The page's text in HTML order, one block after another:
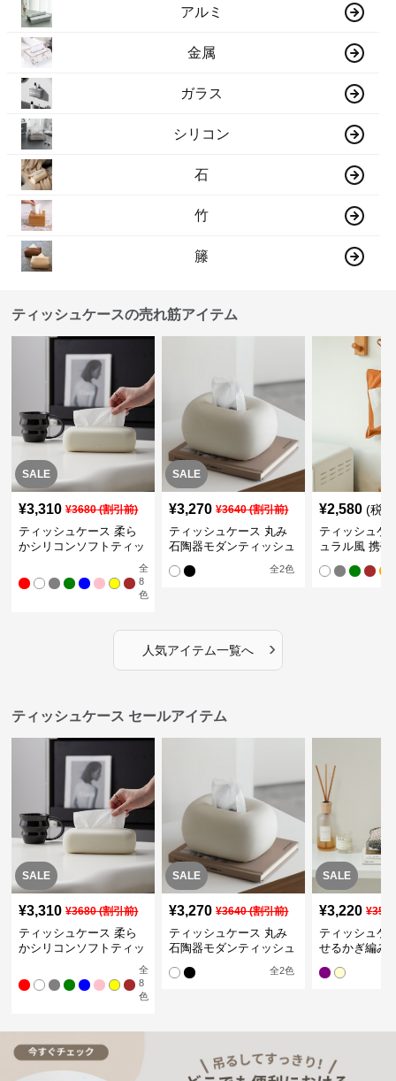
アルミ
金属
ガラス
シリコン
石
竹
籐
ティッシュケースの売れ筋アイテム
SALE
¥3,310 ¥3680(割引前)
ティッシュケース 柔ら
かシリコンソフトティッ
全
8
色
SALE
¥3,270 ¥3640(割引前)
ティッシュケース 丸み
石陶器モダンティッシュ
全2色
¥2,580 (税
ティッシュケ
ュラル風 携帯
人気アイテム一覧へ ›
ティッシュケース セールアイテム
SALE
¥3,310 ¥3680(割引前)
ティッシュケース 柔ら
かシリコンソフトティッ
全
8
色
SALE
¥3,270 ¥3640(割引前)
ティッシュケース 丸み
石陶器モダンティッシュ
全2色
SALE
¥3,220 ¥
ティッシュケ
せるかぎ編み